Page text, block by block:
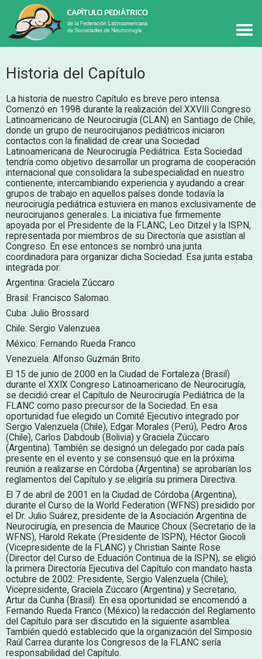
Historia del Capítulo
La historia de nuestro Capítulo es breve pero intensa.
Comenzó en 1998 durante la realización del XXVIII Congreso
Latinoamericano de Neurocirugía (CLAN) en Santiago de Chile,
donde un grupo de neurocirujanos pediátricos iniciaron
contactos con la finalidad de crear una Sociedad
Latinoamericana de Neurocirugía Pediátrica. Esta Sociedad
tendría como objetivo desarrollar un programa de cooperación
internacional que consolidara la subespecialidad en nuestro
contienente, intercambiando experiencia y ayudando a crear
grupos de trabajo en aquellos países donde todavía la
neurocirugía pediátrica estuviera en manos exclusivamente de
neurocirujanos generales. La iniciativa fue firmemente
apoyada por el Presidente de la FLANC, Leo Ditzel y la ISPN,
representada por miembros de su Directoría que asistían al
Congreso. En ese entonces se nombró una junta
coordinadora para organizar dicha Sociedad. Esa junta estaba
integrada por:
Argentina: Graciela Zúccaro
Brasil: Francisco Salomao
Cuba: Julio Brossard
Chile: Sergio Valenzuea
México: Fernando Rueda Franco
Venezuela: Alfonso Guzmán Brito
El 15 de junio de 2000 en la Ciudad de Fortaleza (Brasil)
durante el XXIX Congreso Latinoamericano de Neurocirugía,
se decidió crear el Capítulo de Neurocirugía Pediátrica de la
FLANC como paso precursor de la Sociedad. En esa
oportunidad fue elegido un Comité Ejecutivo integrado por
Sergio Valenzuela (Chile), Edgar Morales (Perú), Pedro Aros
(Chile), Carlos Dabdoub (Bolivia) y Graciela Zúccaro
(Argentina). También se designó un delegado por cada país
presente en el evento y se consensuó que en la próxima
reunión a realizarse en Córdoba (Argentina) se aprobarían los
reglamentos del Capítulo y se eligiría su primera Directiva.
El 7 de abril de 2001 en la Ciudad de Córdoba (Argentina),
durante el Curso de la World Federation (WFNS) presidido por
el Dr. Julio Suárez, presidente de la Asociación Argentina de
Neurocirugía, en presencia de Maurice Choux (Secretario de la
WFNS), Harold Rekate (Presidente de ISPN), Héctor Giocoli
(Vicepresidente de la FLANC) y Christian Sainte Rose
(Director del Curso de Eduación Continua de la ISPN), se eligió
la primera Directoría Ejecutiva del Capítulo con mandato hasta
octubre de 2002: Presidente, Sergio Valenzuela (Chile);
Vicepresidente, Graciela Zúccaro (Argentina) y Secretario,
Artur da Cunha (Brasil). En esa oportunidad se encomendó a
Fernando Rueda Franco (México) la redacción del Reglamento
del Capítulo para ser discutido en la siguiente asamblea.
También quedó establecido que la organización del Simposio
Raúl Carrea durante los Congresos de la FLANC sería
responsabilidad del Capítulo.